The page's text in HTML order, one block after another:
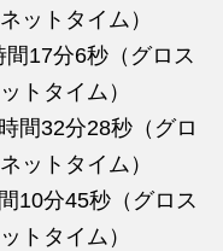
ットタイム）
17分6秒（グロス
トタイム）
間32分28秒（グロ
ットタイム）
10分45秒（グロス
トタイム）